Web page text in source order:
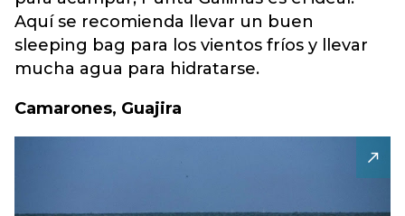
Aquí se recomienda llevar un buen
sleeping bag para los vientos fríos y llevar
mucha agua para hidratarse.
Camarones, Guajira